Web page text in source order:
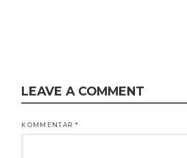
LEAVE A COMMENT
KOMMENTAR *